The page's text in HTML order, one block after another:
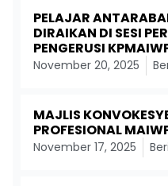
PELAJAR
DIRAIKAN DI SESI
PENGERUSI
November 20, 2025
MAJLIS
PROFESIONAL
November 17, 2025